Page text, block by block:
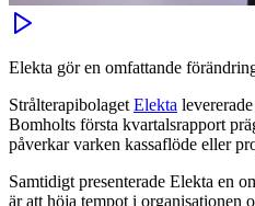
Elekta gör en omfattande
Strålterapibolaget Elekta
Bomholts första kvartalsrapport
påverkar varken kassaflöde eller
Samtidigt presenterade Elekta en
är att höja tempot i organisationen